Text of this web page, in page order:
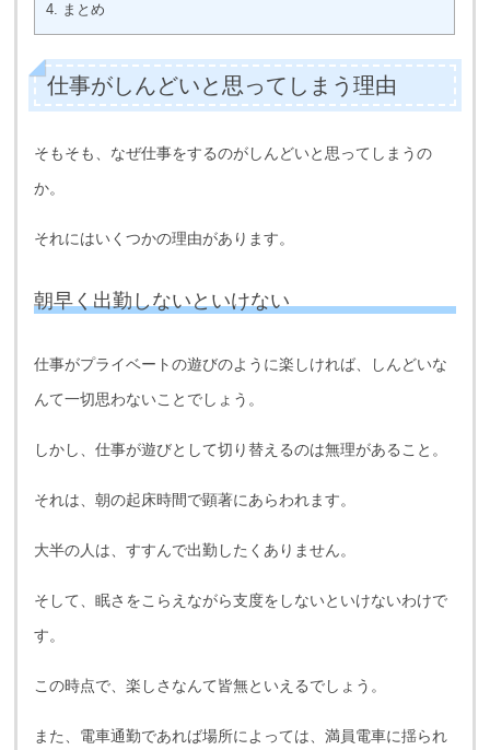
4. まとめ
仕事がしんどいと思ってしまう理由
そもそも、なぜ仕事をするのがしんどいと思ってしまうの
か。
それにはいくつかの理由があります。
朝早く出勤しないといけない
仕事がプライベートの遊びのように楽しければ、しんどいな
んて一切思わないことでしょう。
しかし、仕事が遊びとして切り替えるのは無理があること。
それは、朝の起床時間で顕著にあらわれます。
大半の人は、すすんで出勤したくありません。
そして、眠さをこらえながら支度をしないといけないわけで
す。
この時点で、楽しさなんて皆無といえるでしょう。
また、電車通勤であれば場所によっては、満員電車に揺られ